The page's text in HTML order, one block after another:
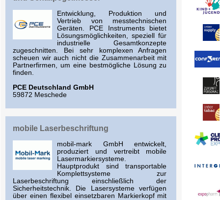
Entwicklung, Produktion und
Vertrieb von messtechnischen
Geräten. PCE Instruments bietet
Lösungsmöglichkeiten, speziell für
industrielle Gesamtkonzepte
zugeschnitten. Bei sehr komplexen Anfragen
scheuen wir auch nicht die Zusammenarbeit mit
Partnerfirmen, um eine bestmögliche Lösung zu
finden.
PCE Deutschland GmbH
59872 Meschede
mobile Laserbeschriftung
mobil-mark GmbH entwickelt,
produziert und vertreibt mobile
Lasermarkiersysteme.
Hauptprodukt sind transportable
Komplettsysteme zur
Laserbeschriftung einschließlich der
Sicherheitstechnik. Die Lasersysteme verfügen
über einen flexibel einsetzbaren Markierkopf mit